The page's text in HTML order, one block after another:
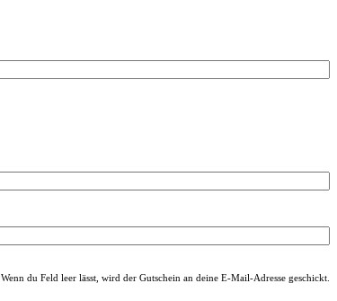
Wenn du Feld leer lässt, wird der Gutschein an deine E-Mail-Adresse geschickt.